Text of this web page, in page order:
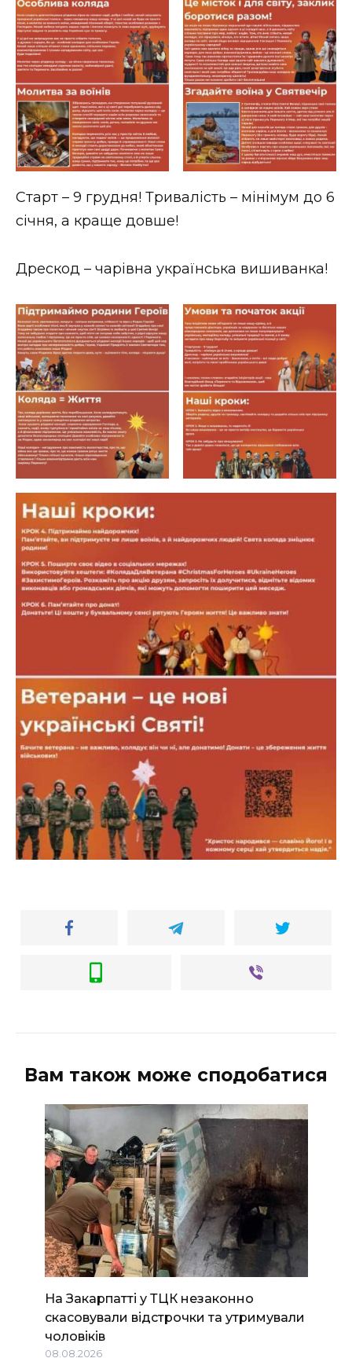
Старт – 9 грудня! Тривалість – мінімум до 6
січня, а краще довше!
Дрескод – чарівна українська вишиванка!
Вам також може сподобатися
На Закарпатті у ТЦК незаконно
скасовували відстрочки та утримували
чоловіків
08.08.2026